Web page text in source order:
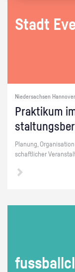
Stadt
Niedersachsen
Prak­ti­kum
Pla­nung,
schaft­li­cher